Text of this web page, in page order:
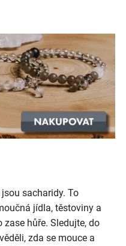
sacharidy. To
jídla, těstoviny a
hůře. Sledujte, do
zda se mouce a